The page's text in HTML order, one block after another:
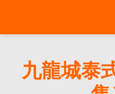
九龍城泰